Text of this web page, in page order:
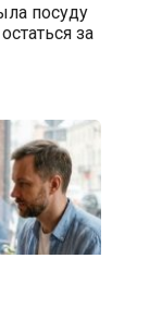
посуду
за